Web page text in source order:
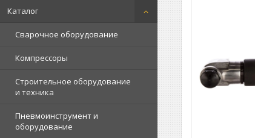
Каталог
Сварочное оборудование
Компрессоры
Строительное оборудование
и техника
Пневмоинструмент и
оборудование